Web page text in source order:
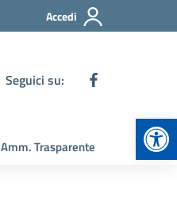
Accedi
Seguici su:
Amm. Trasparente